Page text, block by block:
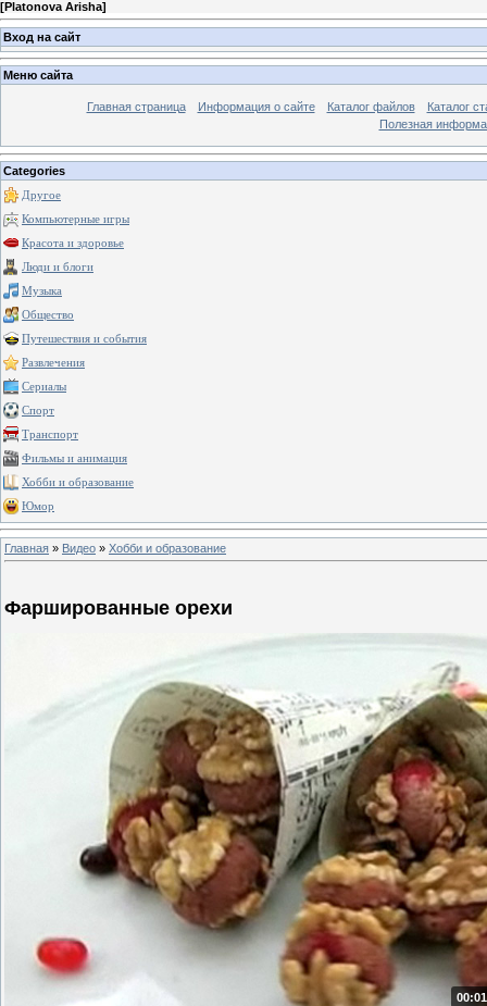
[Platonova Arisha]
Вход на сайт
Меню сайта
Главная страница Информация о сайте Каталог файлов
Каталог
Полезная
Categories
Другое
Компьютерные игры
Красота и здоровье
Люди и блоги
Музыка
Общество
Путешествия и события
Развлечения
Сериалы
Спорт
Транспорт
Фильмы и анимация
Хобби и образование
Юмор
Главная » Видео » Хобби и образование
Фаршированные орехи